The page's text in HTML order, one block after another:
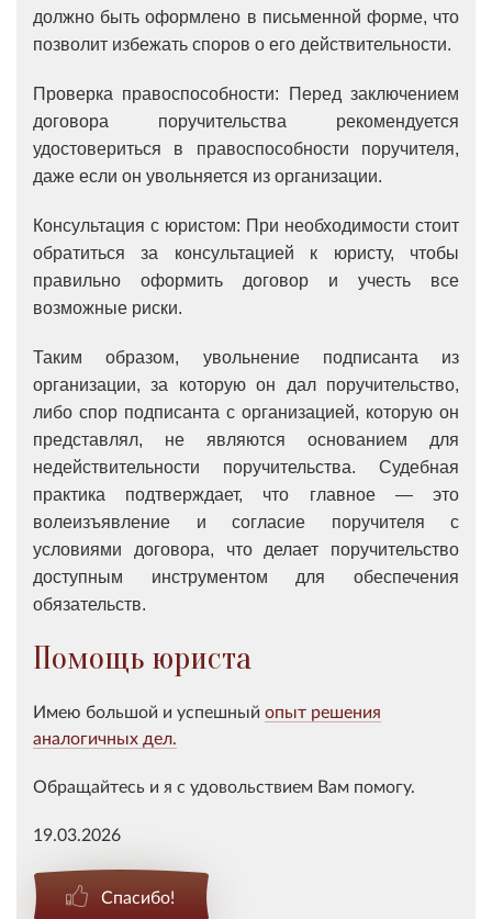
должно быть оформлено в письменной форме, что
позволит избежать споров о его действительности.
Проверка правоспособности: Перед заключением
договора поручительства рекомендуется
удостовериться в правоспособности поручителя,
даже если он увольняется из организации.
Консультация с юристом: При необходимости стоит
обратиться за консультацией к юристу, чтобы
правильно оформить договор и учесть все
возможные риски.
Таким образом, увольнение подписанта из
организации, за которую он дал поручительство,
либо спор подписанта с организацией, которую он
представлял, не являются основанием для
недействительности поручительства. Судебная
практика подтверждает, что главное — это
волеизъявление и согласие поручителя с
условиями договора, что делает поручительство
доступным инструментом для обеспечения
обязательств.
Помощь юриста
Имею большой и успешный опыт решения
аналогичных дел.
Обращайтесь и я с удовольствием Вам помогу.
19.03.2026
Спасибо!